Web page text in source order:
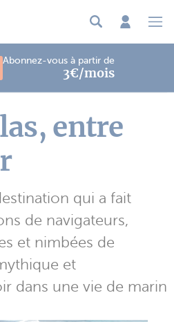
Abonnez-vous à partir de
3€/mois
entre
qui a fait
de navigateurs,
et nimbées de
et
dans une vie de marin